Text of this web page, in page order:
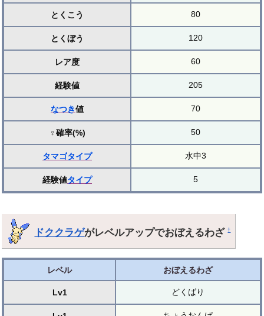
とくこう 80
とくぼう 120
レア度 60
経験値 205
なつき値 70
♀確率(%) 50
タマゴタイプ 水中3
経験値タイプ 5
ドククラゲがレベルアップでおぼえるわざ†
レベル おぼえるわざ
Lv1 どくばり